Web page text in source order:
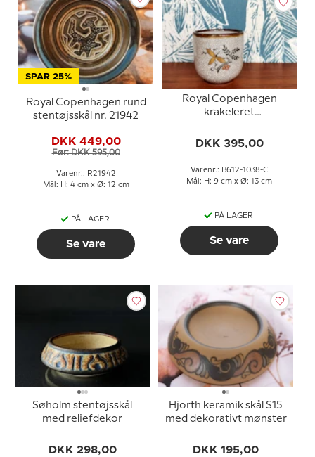
SPAR 25%
Royal Copenhagen rund
stentøjsskål nr. 21942
DKK 449,00
Før: DKK 595,00
Varenr.: R21942
Mål: H: 4 cm x Ø: 12 cm
PÅ LAGER
Se vare
Royal Copenhagen
krakeleret
blomstermotiv
DKK 395,00
Varenr.: B612-1038-C
Mål: H: 9 cm x Ø: 13 cm
PÅ LAGER
Se vare
Søholm stentøjsskål
med reliefdekor
DKK 298,00
Hjorth keramik skål S15
med dekorativt mønster
DKK 195,00